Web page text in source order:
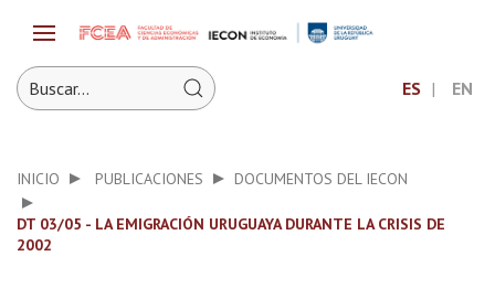
ES EN
INICIO PUBLICACIONES DOCUMENTOS DEL IECON
DT 03/05 - LA EMIGRACIÓN URUGUAYA DURANTE LA CRISIS DE
2002